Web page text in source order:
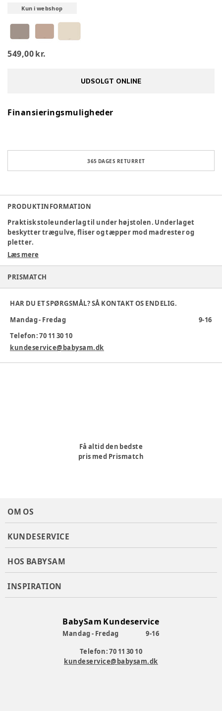
Kun i webshop
549,00 kr.
UDSOLGT ONLINE
Finansieringsmuligheder
365 DAGES RETURRET
PRODUKTINFORMATION
Praktisk stoleunderlag til under højstolen. Underlaget
beskytter trægulve, fliser og tæpper mod madrester og
pletter.
Specifikationer:
Størrelse 120 x 95 cm.
stunder.
Farven er lidt lysere i virkeligheden.
Farve:
Brun
Varenummer:367717
Læs mere
PRISMATCH
HAR DU ET SPØRGSMÅL? SÅ KONTAKT OS ENDELIG.
Mandag - Fredag
9-16
Telefon: 70 11 30 10
kundeservice@babysam.dk
Få altid den bedste
pris med Prismatch
OM OS
KUNDESERVICE
HOS BABYSAM
INSPIRATION
BabySam Kundeservice
Mandag - Fredag
9-16
Telefon: 70 11 30 10
kundeservice@babysam.dk